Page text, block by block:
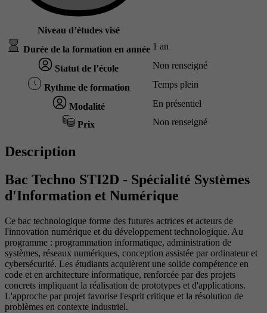
Niveau d’études visé
Durée de la formation en année 1 an
Statut de l’école Non renseigné
Rythme de formation Temps plein
Modalité En présentiel
Prix Non renseigné
Description
Bac Techno STI2D - Spécialité Systèmes
d'Information et Numérique
Ce bac technologique forme des futures actrices et acteurs de
l'innovation numérique et du développement technologique. Au
programme : programmation informatique, administration de
systèmes, réseaux numériques, conception assistée par ordinateur et
cybersécurité. Les étudiants acquièrent une solide compétence en
code et en architecture informatique, renforcée par des projets
concrets impliquant la réalisation de prototypes et d'applications.
L'approche par projet favorise l'esprit critique et la résolution de
problèmes en contexte industriel.